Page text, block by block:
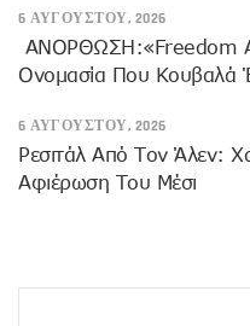
6 ΑΥΓΟΎΣΤΟΥ, 2026
ANOΡΘΩΣΗ:«Freedom
Ονομασία Που Κουβαλά
6 ΑΥΓΟΎΣΤΟΥ, 2026
Ρεσιτάλ Από Τον Άλεν:
Αφιέρωση Του Μέσι